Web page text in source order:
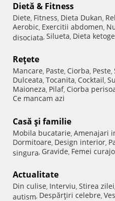
Dietă & Fitness
Diete, Fitness, Dieta Dukan,
Aerobic, Exercitii abdomen,
disociata, Silueta, Dieta
Reţete
Mancare, Paste, Ciorba, Peste,
Dulceata, Tocanita, Cocktail,
Maioneza, Pilaf, Ciorba
Ce mancam azi
Casă şi familie
Mobila bucatarie, Amenajari
Dormitoare, Design interior,
singura, Gravide, Femei
Actualitate
Din culise, Interviu, Stirea zilei,
autism, Despărţiri celebre,